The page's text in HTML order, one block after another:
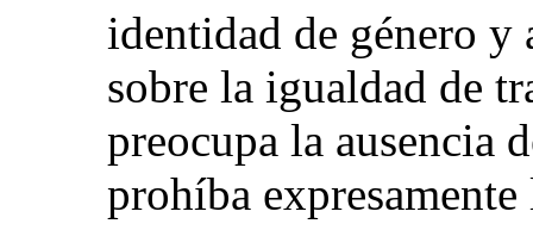
identidad de género y
sobre la igualdad de
preocupa la ausencia
prohíba